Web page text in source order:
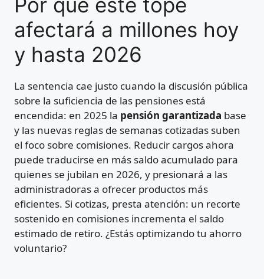
Por qué este tope
afectará a millones hoy
y hasta 2026
La sentencia cae justo cuando la discusión pública
sobre la suficiencia de las pensiones está
encendida: en 2025 la pensión garantizada base
y las nuevas reglas de semanas cotizadas suben
el foco sobre comisiones. Reducir cargos ahora
puede traducirse en más saldo acumulado para
quienes se jubilan en 2026, y presionará a las
administradoras a ofrecer productos más
eficientes. Si cotizas, presta atención: un recorte
sostenido en comisiones incrementa el saldo
estimado de retiro. ¿Estás optimizando tu ahorro
voluntario?